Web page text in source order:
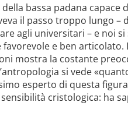
bassa padana capace
il passo troppo lungo –
agli universitari – e noi
e ben articolato.
mostra la costante
si vede
esperto di questa
cristologica: ha